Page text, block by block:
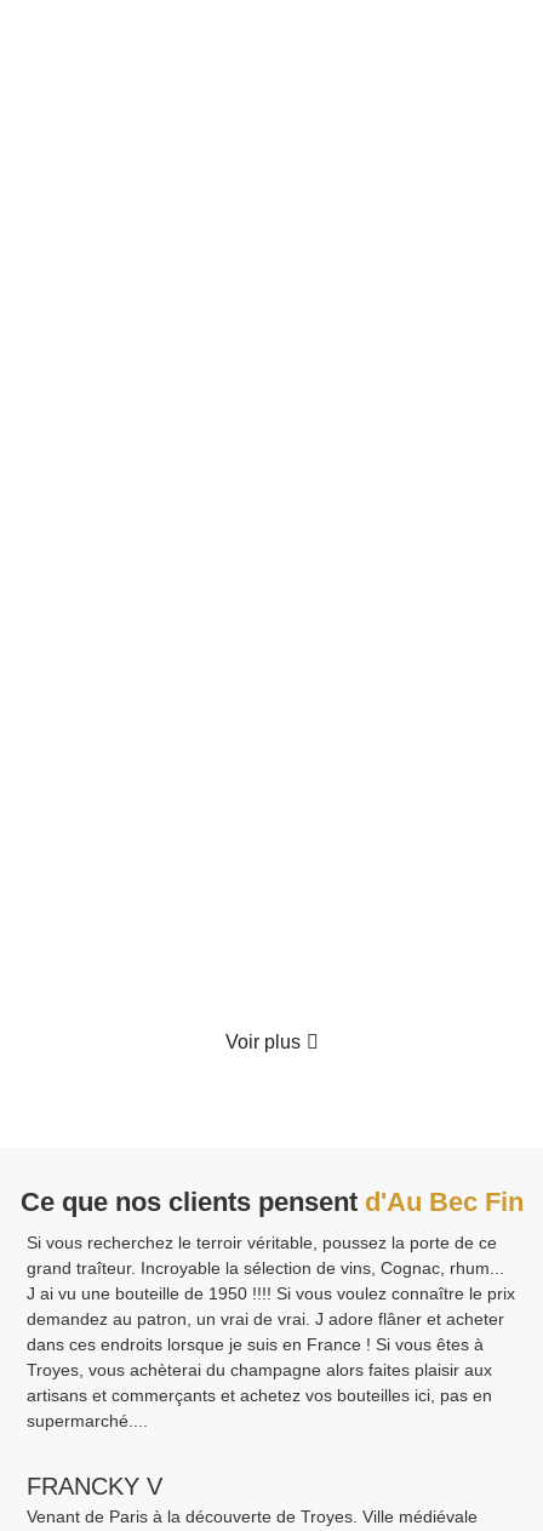
Voir plus
Ce que nos clients pensent d'Au Bec Fin
Si vous recherchez le terroir véritable, poussez la porte de ce
grand traîteur. Incroyable la sélection de vins, Cognac, rhum...
J ai vu une bouteille de 1950 !!!! Si vous voulez connaître le prix
demandez au patron, un vrai de vrai. J adore flâner et acheter
dans ces endroits lorsque je suis en France ! Si vous êtes à
Troyes, vous achèterai du champagne alors faites plaisir aux
artisans et commerçants et achetez vos bouteilles ici, pas en
supermarché....
FRANCKY V
Venant de Paris à la découverte de Troyes. Ville médiévale